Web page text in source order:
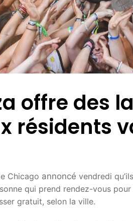
offre des
résidents
Chicago annoncé vendredi
qui prend rendez-vous
gratuit, selon la ville.